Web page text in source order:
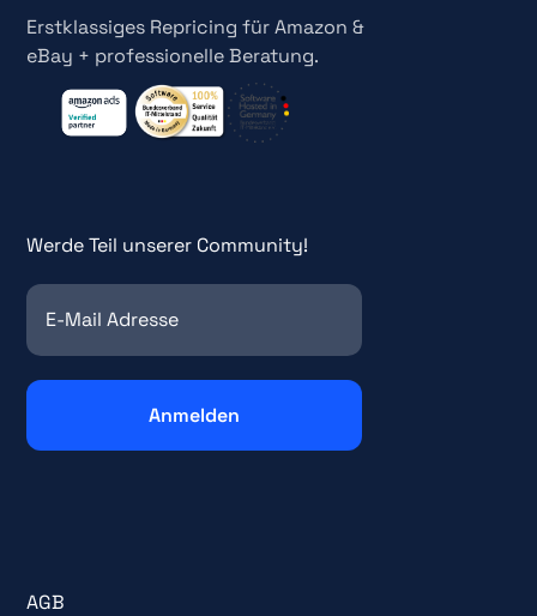
Erstklassiges Repricing für Amazon &
eBay + professionelle Beratung.
Werde Teil unserer Community!
AGB